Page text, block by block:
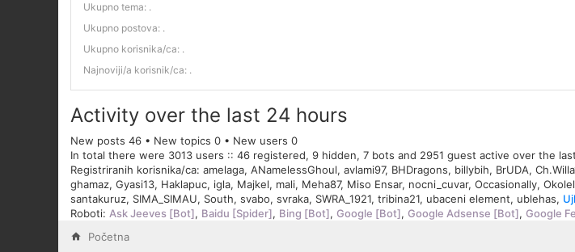
Ukupno tema: .
Ukupno postova: .
Ukupno korisnika/ca: .
Najnoviji/a korisnik/ca: .
Activity over the last 24 hours
New posts 46 • New topics 0 • New users 0
In total there were 3013 users :: 46 registered, 9 hidden, 7 bots and 2951 guest active over the
Registriranih korisnika/ca: amelaga, ANamelessGhoul, avlami97, BHDragons, billybih, BrUDA,
ghamaz, Gyasi13, Haklapuc, igla, Majkel, mali, Meha87, Miso Ensar, nocni_cuvar, Occasionally,
santakuruz, SIMA_SIMAU, South, svabo, svraka, SWRA_1921, tribina21, ubaceni element, ublehas,
Roboti: Ask Jeeves [Bot], Baidu [Spider], Bing [Bot], Google [Bot], Google Adsense [Bot], Google
Početna